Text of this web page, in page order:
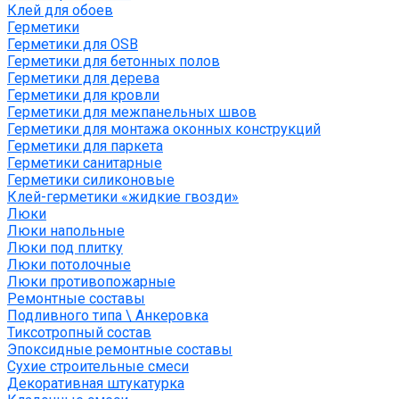
Клей для обоев
Герметики
Герметики для OSB
Герметики для бетонных полов
Герметики для дерева
Герметики для кровли
Герметики для межпанельных швов
Герметики для монтажа оконных конструкций
Герметики для паркета
Герметики санитарные
Герметики силиконовые
Клей-герметики «жидкие гвозди»
Люки
Люки напольные
Люки под плитку
Люки потолочные
Люки противопожарные
Ремонтные составы
Подливного типа \ Анкеровка
Тиксотропный состав
Эпоксидные ремонтные составы
Сухие строительные смеси
Декоративная штукатурка